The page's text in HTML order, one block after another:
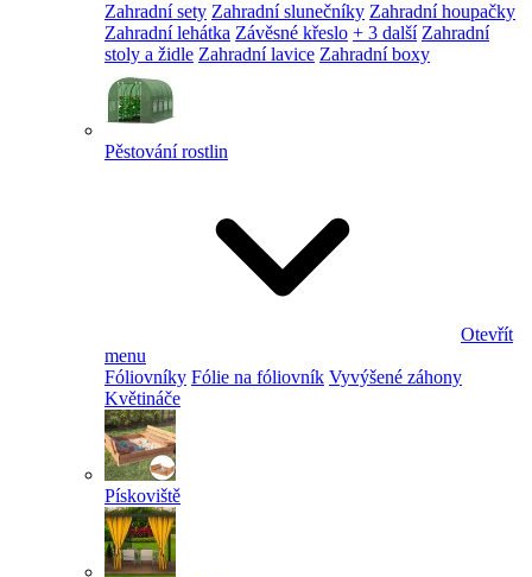
Zahradní sety Zahradní slunečníky Zahradní houpačky
Zahradní lehátka Závěsné křeslo + 3 další Zahradní
stoly a židle Zahradní lavice Zahradní boxy
Pěstování rostlin
Otevřít
menu
Fóliovníky Fólie na fóliovník Vyvýšené záhony
Květináče
Pískoviště